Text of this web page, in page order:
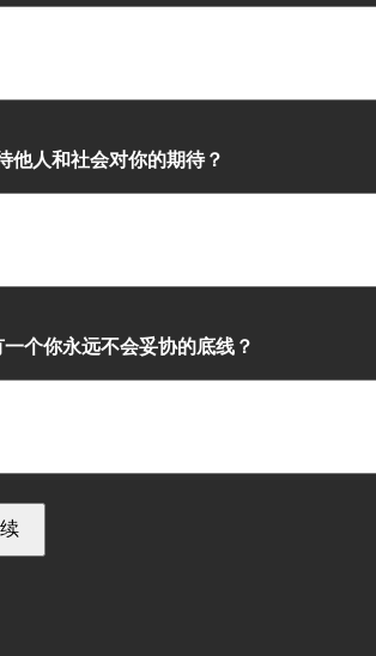
他人和社会对你的期待？
个你永远不会妥协的底线？